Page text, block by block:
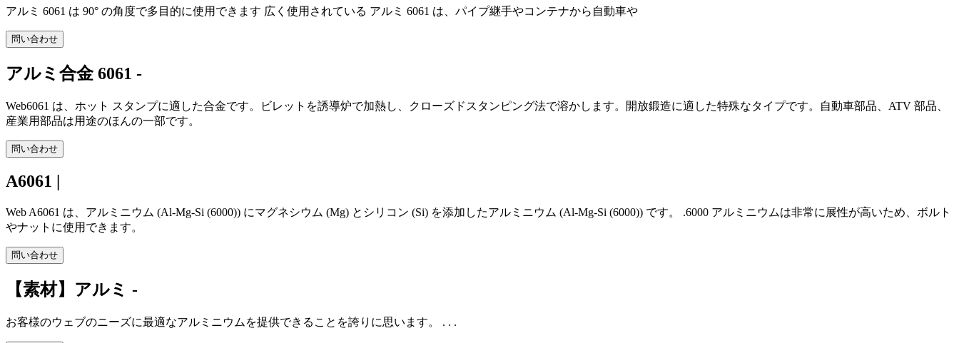
アルミ 6061 は 90° の角度で多目的に使用できます 広く使用されている アルミ 6061 は、パイプ継手やコンテナから自動車や
問い合わせ
アルミ合金 6061 -
Web6061 は、ホット スタンプに適した合金です。ビレットを誘導炉で加熱し、クローズドスタンピング法で溶かします。開放鍛造に適した特殊なタイプです。自動車部品、ATV 部品、
産業用部品は用途のほんの一部です。
問い合わせ
A6061 |
Web A6061 は、アルミニウム (Al-Mg-Si (6000)) にマグネシウム (Mg) とシリコン (Si) を添加したアルミニウム (Al-Mg-Si (6000)) です。 .6000 アルミニウムは非常に展性が高いため、ボルト
やナットに使用できます。
問い合わせ
【素材】アルミ -
お客様のウェブのニーズに最適なアルミニウムを提供できることを誇りに思います。 . . .